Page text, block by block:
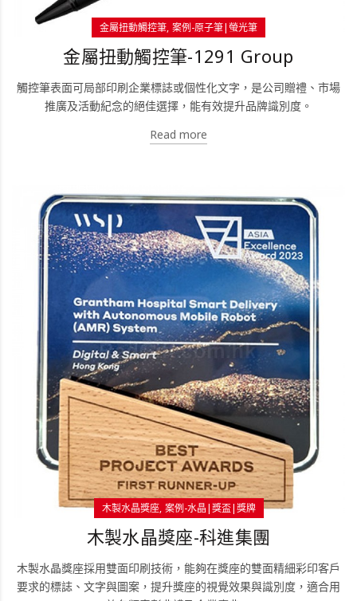
金屬扭動觸控筆 案例-原子筆|螢光筆
金屬扭動觸控筆-1291 Group
觸控筆表面可局部印刷企業標誌或個性化文字，是公司贈禮、市場
推廣及活動紀念的絕佳選擇，能有效提升品牌識別度。
Read more
木製水晶獎座 案例-水晶|獎盃|獎牌
木製水晶獎座-科進集團
木製水晶獎座採用雙面印刷技術，能夠在獎座的雙面精細彩印客戶
要求的標誌、文字與圖案，提升獎座的視覺效果與識別度，適合用